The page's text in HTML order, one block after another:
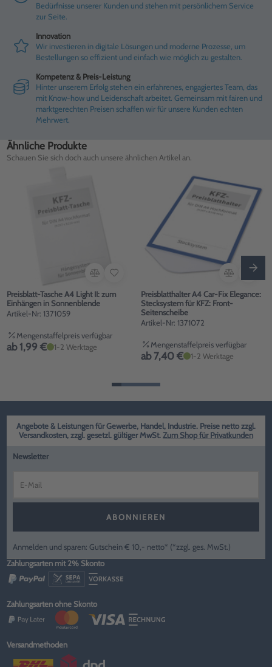
Bedürfnisse unserer Kunden und stehen mit persönlichem Service
zur Seite.
Innovation
Wir investieren in digitale Lösungen und moderne Prozesse, um
Bestellungen so effizient und einfach wie möglich zu gestalten.
Kompetenz & Preis-Leistung
Hinter unserem Erfolg stehen ein erfahrenes, engagiertes Team, das
mit Know-how und Leidenschaft arbeitet. Gemeinsam mit fairen und
marktgerechten Preisen schaffen wir für unsere Kunden echten
Mehrwert.
Ähnliche Produkte
Schauen Sie sich doch auch unsere ähnlichen Artikel an.
Preisblatt-Tasche A4 Light II: zum
Einhängen in Sonnenblende
Artikel-Nr: 1371059
Mengenstaffelpreis verfügbar
ab 1,99 € 1-2 Werktage
Preisblatthalter A4 Car-Fix Elegance:
Stecksystem für KFZ: Front-
Seitenscheibe
Artikel-Nr: 1371072
Mengenstaffelpreis verfügbar
ab 7,40 € 1-2 Werktage
Angebote & Leistungen für Gewerbe, Handel, Industrie. Preise netto zzgl.
Versandkosten, zzgl. gesetzl. gültiger MwSt. Zum Shop für Privatkunden
Newsletter
ABONNIEREN
Anmelden und sparen: Gutschein € 10,- netto* (*zzgl. ges. MwSt.)
Zahlungsarten mit 2% Skonto
Zahlungsarten ohne Skonto
Versandmethoden